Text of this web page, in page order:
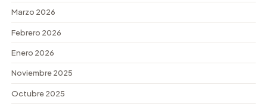
Marzo 2026
Febrero 2026
Enero 2026
Noviembre 2025
Octubre 2025